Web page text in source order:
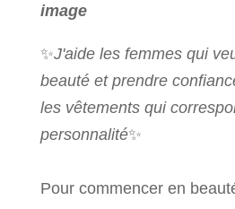
image
✨J'aide les femmes qui
beauté et prendre
les vêtements qui
personnalité✨
Pour commencer en